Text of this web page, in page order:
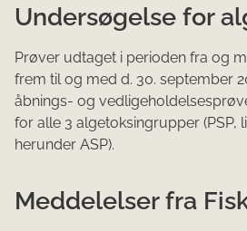
Undersøgelse for
Prøver udtaget i perioden fra og
frem til og med d. 30. september
åbnings- og
for alle 3 algetoksingrupper (PSP,
herunder ASP).
Meddelelser fra